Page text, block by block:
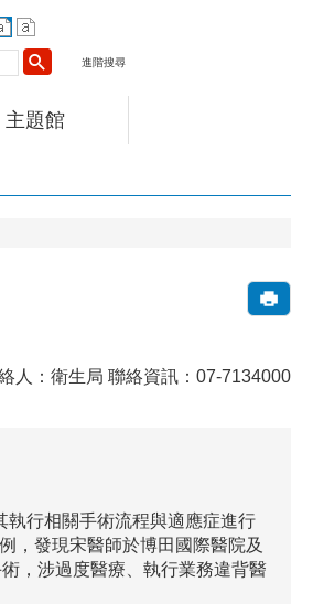
尋
進階搜尋
主題館
人：衛生局 聯絡資訊：07-7134000
行相關手術流程與適應症進行
，發現宋醫師於博田國際醫院及
，涉過度醫療、執行業務違背醫